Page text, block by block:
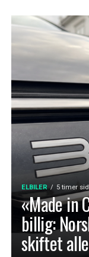
ELBILER 5 timer
«Made in
billig:
skiftet